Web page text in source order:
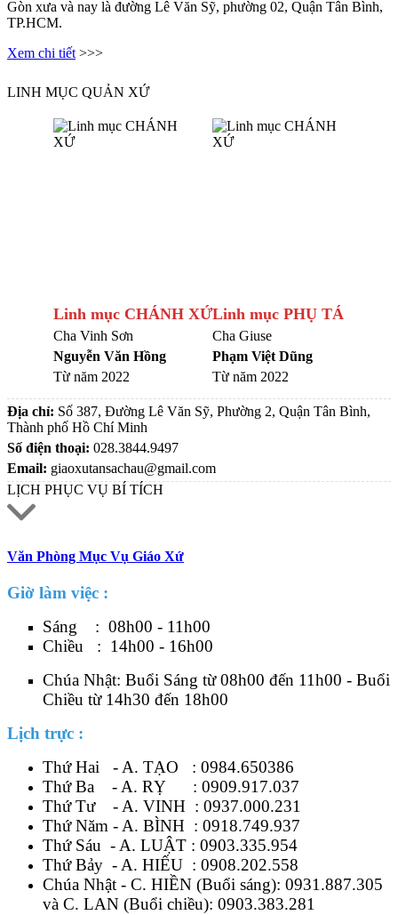
Gòn xưa và nay là đường Lê Văn Sỹ, phường 02, Quận Tân Bình,
TP.HCM.
Xem chi tiết >>>
LINH MỤC QUẢN XỨ
Linh mục CHÁNH XỨ
Cha Vinh Sơn
Nguyễn Văn Hồng
Từ năm 2022
Linh mục PHỤ TÁ
Cha Giuse
Phạm Việt Dũng
Từ năm 2022
Địa chỉ: Số 387, Đường Lê Văn Sỹ, Phường 2, Quận Tân Bình,
Thành phố Hồ Chí Minh
Số điện thoại: 028.3844.9497
Email: giaoxutansachau@gmail.com
LỊCH PHỤC VỤ BÍ TÍCH
Văn Phòng Mục Vụ Giáo Xứ
Giờ làm việc :
Sáng : 08h00 - 11h00
Chiều : 14h00 - 16h00
Chúa Nhật: Buổi Sáng từ 08h00 đến 11h00 - Buổi
Chiều từ 14h30 đến 18h00
Lịch trực :
Thứ Hai - A. TẠO : 0984.650386
Thứ Ba - A. RỴ : 0909.917.037
Thứ Tư - A. VINH : 0937.000.231
Thứ Năm - A. BÌNH : 0918.749.937
Thứ Sáu - A. LUẬT : 0903.335.954
Thứ Bảy - A. HIẾU : 0908.202.558
Chúa Nhật - C. HIỀN (Buổi sáng): 0931.887.305
và C. LAN (Buổi chiều): 0903.383.281